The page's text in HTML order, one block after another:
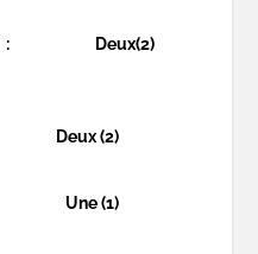
: Deux(2)
(2)
(1)